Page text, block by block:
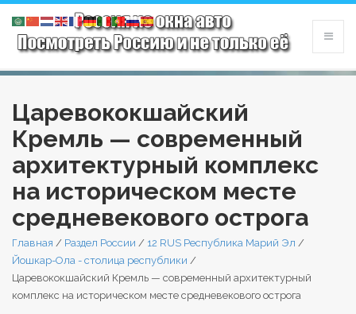
Царевококшайский
Кремль — современный
архитектурный комплекс
на историческом месте
средневекового острога
Главная / Раздел России / 12 RUS Республика Марий Эл /
Йошкар-Ола - столица республики /
Царевококшайский Кремль — современный архитектурный
комплекс на историческом месте средневекового острога